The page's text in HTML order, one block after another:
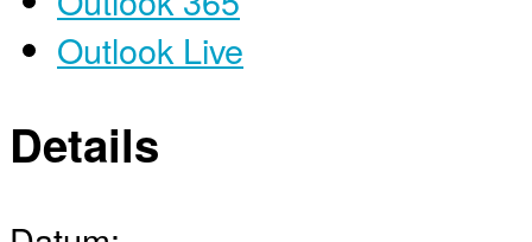
Outlook Live
Details